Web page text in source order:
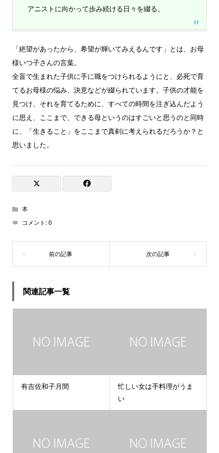
アニストに向かって歩み続ける日々を綴る。
「絶望があったから、希望が輝いてみえるんです」とは、お母
様いつ子さんの言葉。
全盲で生まれた子供に手に職をつけられるようにと、必死で育
てるお母様の悩み、決意などが綴られています。子供の才能を
見つけ、それを育てるために、すべての時間を注ぎ込んだよう
に思え、ここまで、できる母というのはすごいと思うのと同時
に、「生きること」をここまで真剣に考えられるだろうか？と
思いました。
本
コメント:0
関連記事一覧
有吉佐和子月間
忙しい女は手料理がうま
い